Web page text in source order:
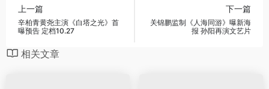
上一篇
辛柏青黄尧主演《白塔之光》首
曝预告 定档10.27
下一篇
关锦鹏监制《人海同游》曝新海
报 孙阳再演文艺片
相关文章